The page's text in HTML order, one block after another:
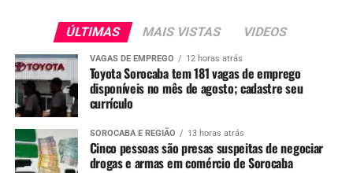
ÚLTIMAS MAIS VISTAS VIDEOS
VAGAS DE EMPREGO 12 horas atrás
Toyota Sorocaba tem 181 vagas de emprego
disponíveis no mês de agosto; cadastre seu
currículo
SOROCABA E REGIÃO 13 horas atrás
Cinco pessoas são presas suspeitas de negociar
drogas e armas em comércio de Sorocaba